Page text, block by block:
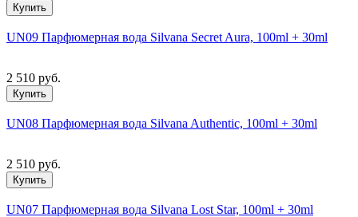
Купить
UN09 Парфюмерная вода Silvana Secret Aura, 100ml + 30ml
2 510 руб.
Купить
UN08 Парфюмерная вода Silvana Authentic, 100ml + 30ml
2 510 руб.
Купить
UN07 Парфюмерная вода Silvana Lost Star, 100ml + 30ml